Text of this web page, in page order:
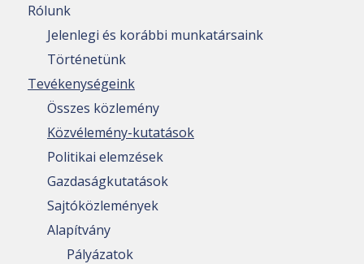
Rólunk
Jelenlegi és korábbi munkatársaink
Történetünk
Tevékenységeink
Összes közlemény
Közvélemény-kutatások
Politikai elemzések
Gazdaságkutatások
Sajtóközlemények
Alapítvány
Pályázatok